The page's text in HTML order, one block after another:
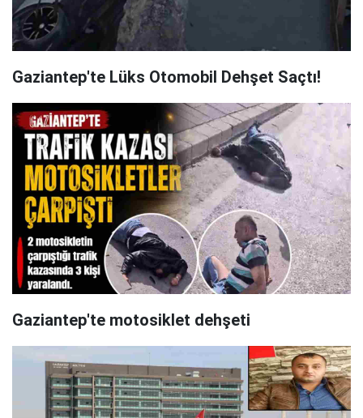
Gaziantep'te Lüks Otomobil Dehşet Saçtı!
Gaziantep'te motosiklet dehşeti